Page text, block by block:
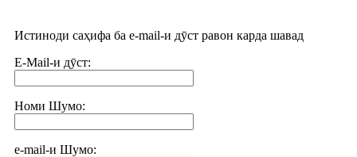
Истиноди саҳифа ба e-mail-и дӯст равон карда шавад
E-Mail-и дӯст:
Номи Шумо:
e-mail-и Шумо: